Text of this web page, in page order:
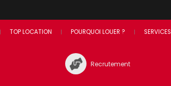
TOP LOCATION POURQUOI LOUER ? SERVICES
Recrutement